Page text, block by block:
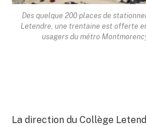
Des quelque 200 places de
Letendre, une trentaine est offerte
usagers du métro
La direction du Collège